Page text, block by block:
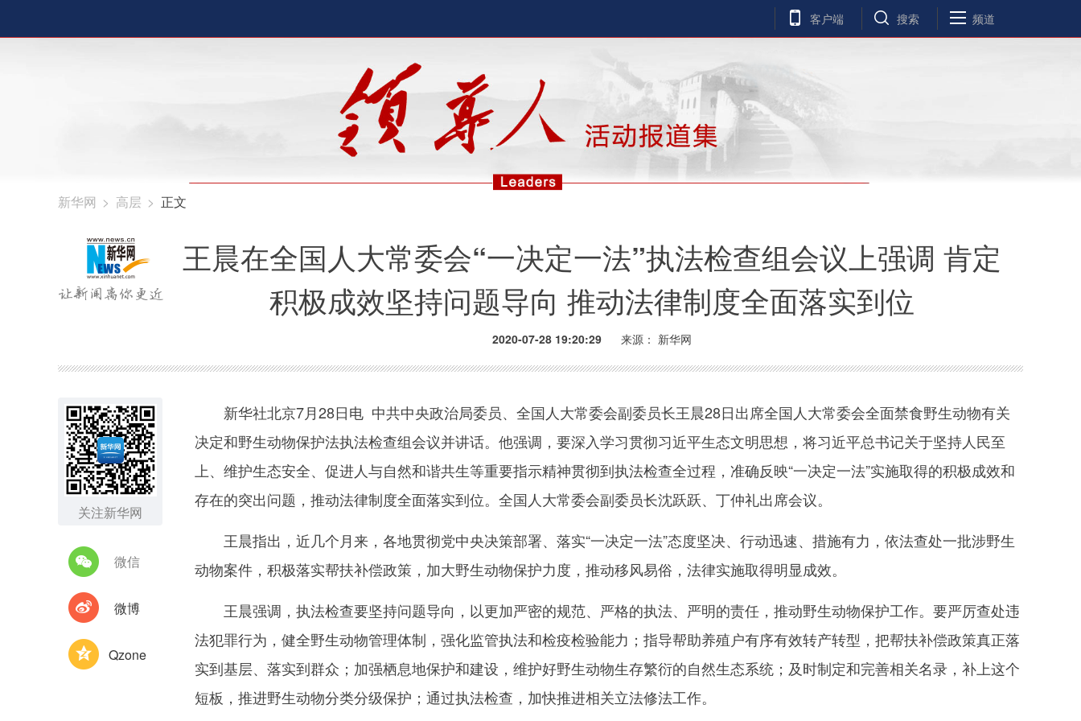
客户端 搜索 频道
新华网 > 高层 > 正文
王晨在全国人大常委会“一决定一法”执法检查组会议上强调 肯定
积极成效坚持问题导向 推动法律制度全面落实到位
2020-07-28 19:20:29 来源： 新华网
关注新华网
微信
微博
Qzone
新华社北京7月28日电 中共中央政治局委员、全国人大常委会副委员长王晨28日出席全国人大常委会全面禁食野生动物有关
决定和野生动物保护法执法检查组会议并讲话。他强调，要深入学习贯彻习近平生态文明思想，将习近平总书记关于坚持人民至
上、维护生态安全、促进人与自然和谐共生等重要指示精神贯彻到执法检查全过程，准确反映“一决定一法”实施取得的积极成效和
存在的突出问题，推动法律制度全面落实到位。全国人大常委会副委员长沈跃跃、丁仲礼出席会议。
王晨指出，近几个月来，各地贯彻党中央决策部署、落实“一决定一法”态度坚决、行动迅速、措施有力，依法查处一批涉野生
动物案件，积极落实帮扶补偿政策，加大野生动物保护力度，推动移风易俗，法律实施取得明显成效。
王晨强调，执法检查要坚持问题导向，以更加严密的规范、严格的执法、严明的责任，推动野生动物保护工作。要严厉查处违
法犯罪行为，健全野生动物管理体制，强化监管执法和检疫检验能力；指导帮助养殖户有序有效转产转型，把帮扶补偿政策真正落
实到基层、落实到群众；加强栖息地保护和建设，维护好野生动物生存繁衍的自然生态系统；及时制定和完善相关名录，补上这个
短板，推进野生动物分类分级保护；通过执法检查，加快推进相关立法修法工作。